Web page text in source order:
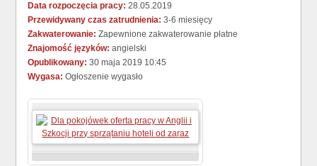
Data rozpoczęcia pracy: 28.05.2019
Przewidywany czas zatrudnienia: 3-6 miesięcy
Zakwaterowanie: Zapewnione zakwaterowanie płatne
Znajomość języków: angielski
Opublikowany: 30 maja 2019 10:45
Wygasa: Ogłoszenie wygasło